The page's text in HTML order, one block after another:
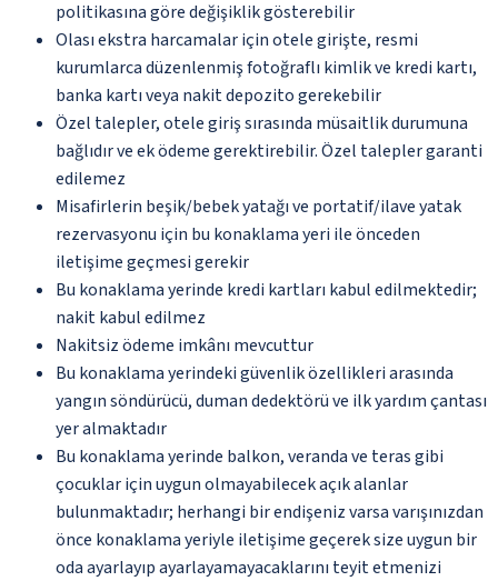
politikasına göre değişiklik gösterebilir
Olası ekstra harcamalar için otele girişte, resmi
kurumlarca düzenlenmiş fotoğraflı kimlik ve kredi kartı,
banka kartı veya nakit depozito gerekebilir
Özel talepler, otele giriş sırasında müsaitlik durumuna
bağlıdır ve ek ödeme gerektirebilir. Özel talepler garanti
edilemez
Misafirlerin beşik/bebek yatağı ve portatif/ilave yatak
rezervasyonu için bu konaklama yeri ile önceden
iletişime geçmesi gerekir
Bu konaklama yerinde kredi kartları kabul edilmektedir;
nakit kabul edilmez
Nakitsiz ödeme imkânı mevcuttur
Bu konaklama yerindeki güvenlik özellikleri arasında
yangın söndürücü, duman dedektörü ve ilk yardım çantası
yer almaktadır
Bu konaklama yerinde balkon, veranda ve teras gibi
çocuklar için uygun olmayabilecek açık alanlar
bulunmaktadır; herhangi bir endişeniz varsa varışınızdan
önce konaklama yeriyle iletişime geçerek size uygun bir
oda ayarlayıp ayarlayamayacaklarını teyit etmenizi